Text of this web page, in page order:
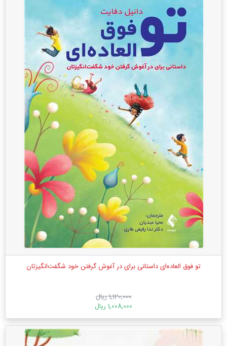
تو فوق العاده‌ای داستانی برای در آغوش گرفتن خود شگفت‌انگیزتان
1,120,000 ریال
1,008,000 ریال